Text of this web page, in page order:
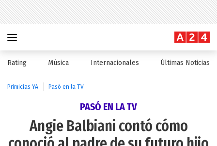
Rating Música Internacionales Últimas Noticias
Primicias YA Pasó en la TV
PASÓ EN LA TV
Angie Balbiani contó cómo